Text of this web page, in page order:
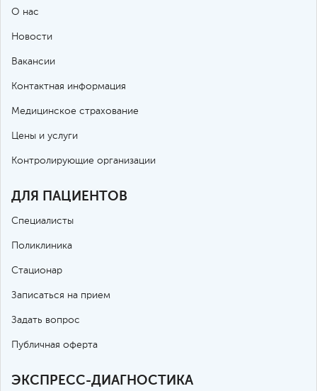
О нас
Новости
Вакансии
Контактная информация
Медицинское страхование
Цены и услуги
Контролирующие организации
ДЛЯ ПАЦИЕНТОВ
Специалисты
Поликлиника
Стационар
Записаться на прием
Задать вопрос
Публичная оферта
ЭКСПРЕСС-ДИАГНОСТИКА